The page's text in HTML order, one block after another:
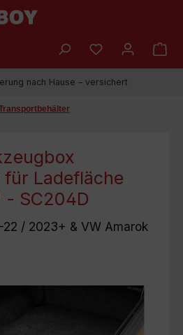
Du hast 0
nach Hause – versichert
Ladefläche
- SC204D
22 / 2023+ & VW Amarok